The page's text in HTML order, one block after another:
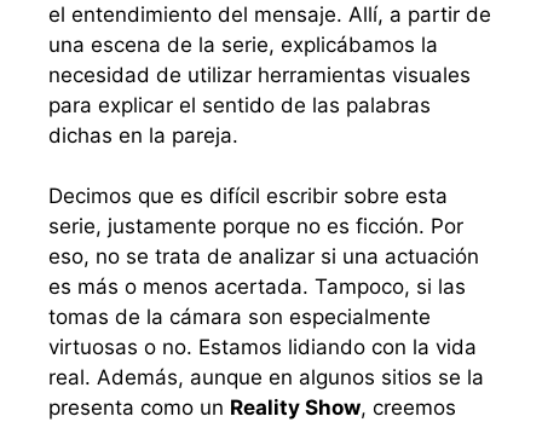
el entendimiento del mensaje. Allí, a partir de
una escena de la serie, explicábamos la
necesidad de utilizar herramientas visuales
para explicar el sentido de las palabras
dichas en la pareja.
Decimos que es difícil escribir sobre esta
serie, justamente porque no es ficción. Por
eso, no se trata de analizar si una actuación
es más o menos acertada. Tampoco, si las
tomas de la cámara son especialmente
virtuosas o no. Estamos lidiando con la vida
real. Además, aunque en algunos sitios se la
presenta como un Reality Show, creemos